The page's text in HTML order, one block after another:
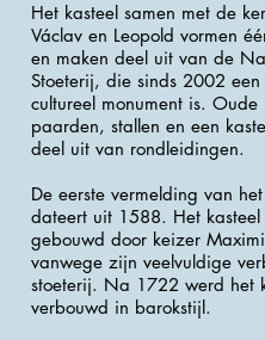
Het kasteel samen met de
Václav en Leopold vormen
en maken deel uit van de
Stoeterij, die sinds 2002
cultureel monument is. Oude
paarden, stallen en een
deel uit van rondleidingen.
De eerste vermelding van
dateert uit 1588. Het kasteel
gebouwd door keizer
vanwege zijn veelvuldige
stoeterij. Na 1722 werd het
verbouwd in barokstijl.